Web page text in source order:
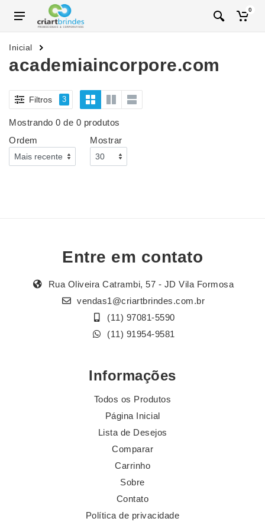
0
Inicial
academiaincorpore.com
Filtros 3
Mostrando 0 de 0 produtos
Ordem
Mostrar
Entre em contato
Rua Oliveira Catrambi, 57 - JD Vila Formosa
vendas1@criartbrindes.com.br
(11) 97081-5590
(11) 91954-9581
Informações
Todos os Produtos
Página Inicial
Lista de Desejos
Comparar
Carrinho
Sobre
Contato
Política de privacidade